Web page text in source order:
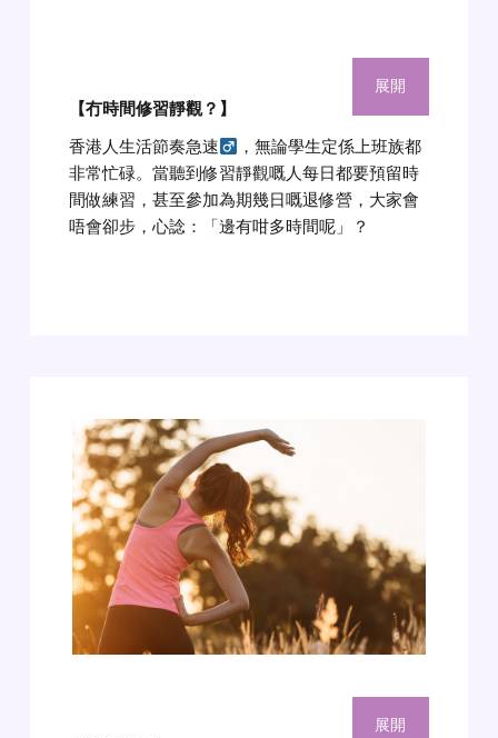
【冇時間修習靜觀？】
香港人生活節奏急速‍
，無論學生定係上班族都
非常忙碌。當聽到修習靜觀嘅人每日都要預留時
間做練習，甚至參加為期幾日嘅退修營，大家會
唔會卻步，心諗：「邊有咁多時間呢」？
展開
展開